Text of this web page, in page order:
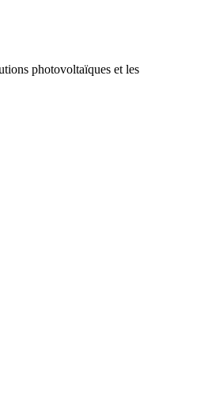
photovoltaïques et les